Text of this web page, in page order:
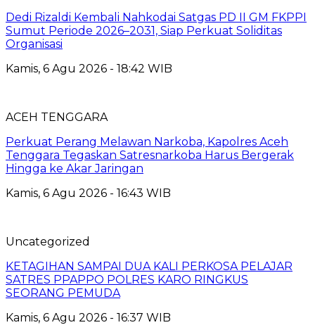
Dedi Rizaldi Kembali Nahkodai Satgas PD II GM FKPPI
Sumut Periode 2026–2031, Siap Perkuat Soliditas
Organisasi
Kamis, 6 Agu 2026 - 18:42 WIB
ACEH TENGGARA
Perkuat Perang Melawan Narkoba, Kapolres Aceh
Tenggara Tegaskan Satresnarkoba Harus Bergerak
Hingga ke Akar Jaringan
Kamis, 6 Agu 2026 - 16:43 WIB
Uncategorized
KETAGIHAN SAMPAI DUA KALI PERKOSA PELAJAR
SATRES PPAPPO POLRES KARO RINGKUS
SEORANG PEMUDA
Kamis, 6 Agu 2026 - 16:37 WIB